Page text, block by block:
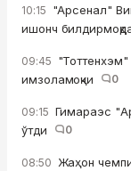
10:15 "Арсенал"
ишонч
09:45
имзоламоқчи
0
09:15 Гимараэс
ўтди
0
08:50 Жаҳон